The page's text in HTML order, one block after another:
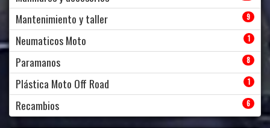
Mantenimiento y taller 9
Neumaticos Moto 1
Paramanos 8
Plástica Moto Off Road 1
Recambios 6